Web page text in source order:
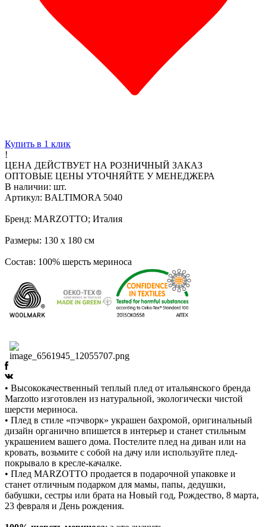
Купить в 1 клик
!
ЦЕНА ДЕЙСТВУЕТ НА РОЗНИЧНЫЙ ЗАКАЗ
ОПТОВЫЕ ЦЕНЫ УТОЧНЯЙТЕ У МЕНЕДЖЕРА
В наличии: шт.
Артикул: BALTIMORA 5040
Бренд: MARZOTTO; Италия
Размеры: 130 х 180 см
Состав: 100% шерсть мериноса
• Высококачественный теплый плед от итальянского бренда
Marzotto изготовлен из натуральной, экологически чистой
шерсти мериноса.
• Плед в стиле «пэчворк» украшен бахромой, оригинальный
дизайн органично впишется в интерьер и станет стильным
украшением вашего дома. Постелите плед на диван или на
кровать, возьмите с собой на дачу или используйте плед-
покрывало в кресле-качалке.
• Плед MARZOTTO продается в подарочной упаковке и
станет отличным подарком для мамы, папы, дедушки,
бабушки, сестры или брата на Новый год, Рождество, 8 марта,
23 февраля и День рождения.